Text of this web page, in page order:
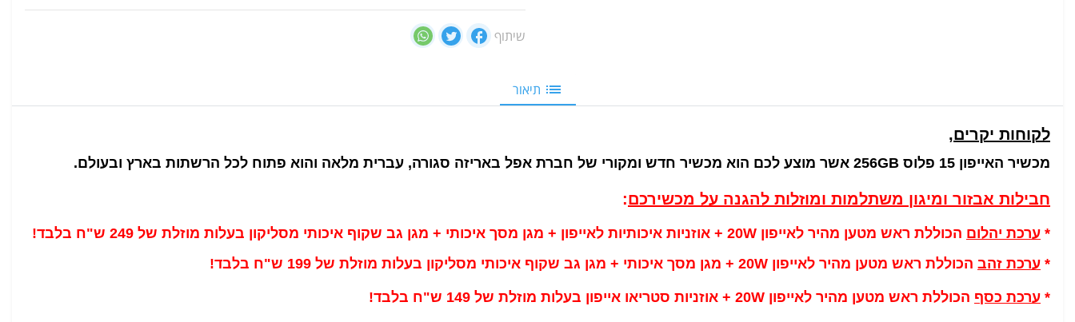
שיתוף
תיאור
לקוחות יקרים,
מכשיר האייפון 15 פלוס 256GB אשר מוצע לכם הוא מכשיר חדש ומקורי של חברת אפל באריזה סגורה, עברית מלאה והוא פתוח לכל הרשתות בארץ ובעולם.
חבילות אבזור ומיגון משתלמות ומוזלות להגנה על מכשירכם:
* ערכת יהלום הכוללת ראש מטען מהיר לאייפון 20W + אוזניות איכותיות לאייפון + מגן מסך איכותי + מגן גב שקוף איכותי מסליקון בעלות מוזלת של 249 ש"ח בלבד!
* ערכת זהב הכוללת ראש מטען מהיר לאייפון 20W + מגן מסך איכותי + מגן גב שקוף איכותי מסליקון בעלות מוזלת של 199 ש"ח בלבד!
* ערכת כסף הכוללת ראש מטען מהיר לאייפון 20W + אוזניות סטריאו אייפון בעלות מוזלת של 149 ש"ח בלבד!